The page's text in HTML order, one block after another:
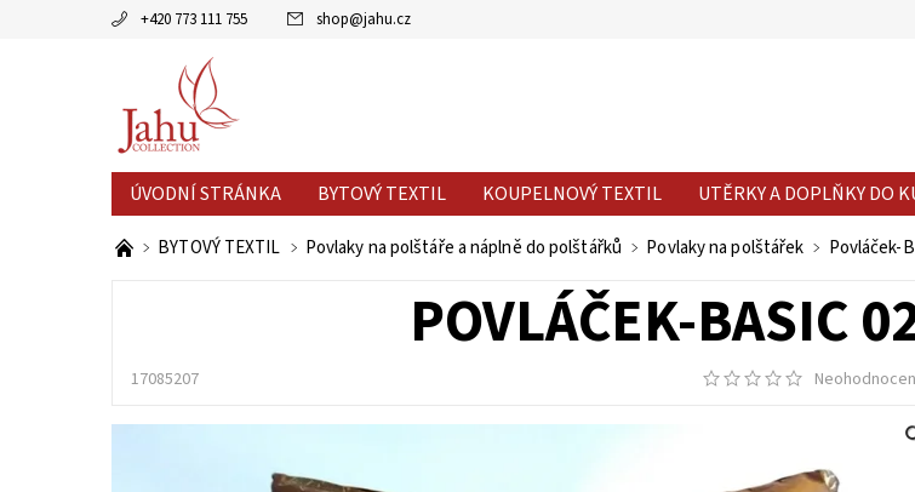
+420 773 111 755 shop@jahu.cz
ÚVODNÍ STRÁNKA BYTOVÝ TEXTIL KOUPELNOVÝ TEXTIL UTĚRKY A DOPLŇKY DO
AKCE MĚSÍCE
VÝPRODEJ %
BYTOVÝ TEXTIL Povlaky na polštáře a náplně do polštářků Povlaky na polštářek Povláček-
POVLÁČEK-BASIC
17085207